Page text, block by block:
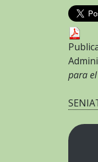
para